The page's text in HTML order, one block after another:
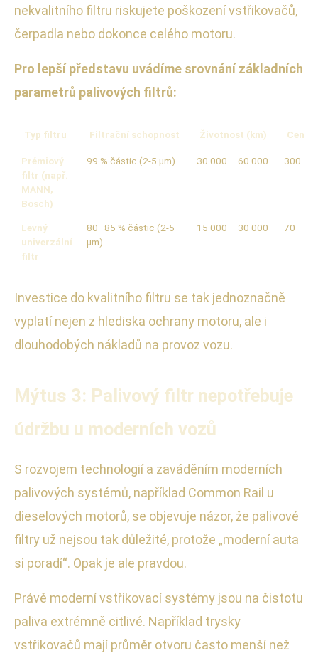
nekvalitního filtru riskujete poškození vstřikovačů,
čerpadla nebo dokonce celého motoru.
Pro lepší představu uvádíme srovnání základních
parametrů palivových filtrů:
Typ filtru Filtrační schopnost Životnost (km) Cena
Prémiový
filtr (např.
MANN,
Bosch)
99 % částic (2-5 µm) 30 000 – 60 000 300 –
Levný
univerzální
filtr
80–85 % částic (2-5
µm)
15 000 – 30 000 70 –
Investice do kvalitního filtru se tak jednoznačně
vyplatí nejen z hlediska ochrany motoru, ale i
dlouhodobých nákladů na provoz vozu.
Mýtus 3: Palivový filtr nepotřebuje
údržbu u moderních vozů
S rozvojem technologií a zaváděním moderních
palivových systémů, například Common Rail u
dieselových motorů, se objevuje názor, že palivové
filtry už nejsou tak důležité, protože „moderní auta
si poradí“. Opak je ale pravdou.
Právě moderní vstřikovací systémy jsou na čistotu
paliva extrémně citlivé. Například trysky
vstřikovačů mají průměr otvoru často menší než